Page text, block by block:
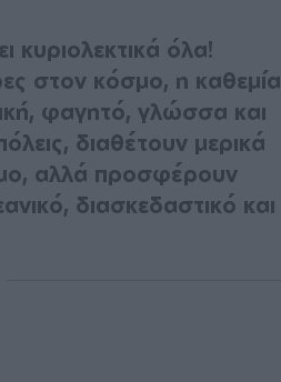
κυριολεκτικά όλα!
στον κόσμο, η καθεμία
φαγητό, γλώσσα και
διαθέτουν μερικά
αλλά προσφέρουν
διασκεδαστικό και